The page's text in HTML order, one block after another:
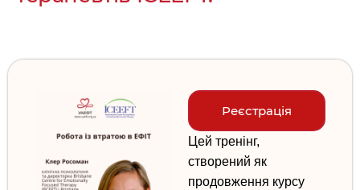
Реєстрація
Цей тренінг,
створений як
продовження курсу